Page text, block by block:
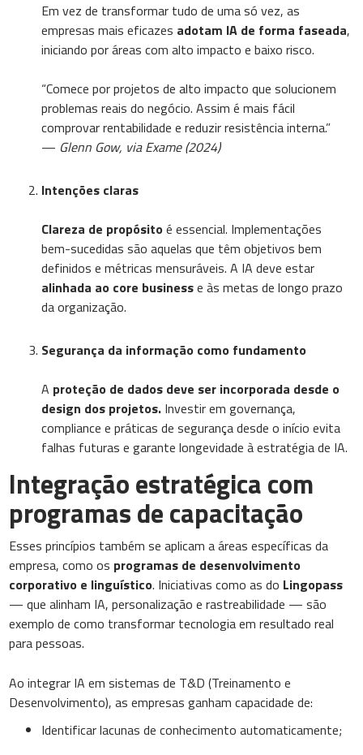
Em vez de transformar tudo de uma só vez, as
empresas mais eficazes adotam IA de forma faseada,
iniciando por áreas com alto impacto e baixo risco.
“Comece por projetos de alto impacto que solucionem
problemas reais do negócio. Assim é mais fácil
comprovar rentabilidade e reduzir resistência interna.”
— Glenn Gow, via Exame (2024)
Intenções claras
Clareza de propósitoé essencial. Implementações
bem-sucedidas são aquelas que têm objetivos bem
definidos e métricas mensuráveis. A IA deve estar
alinhada ao core businesse às metas de longo prazo
da organização.
Segurança da informação como fundamento
A proteção de dados deve ser incorporada desde o
design dos projetos. Investir em governança,
compliance e práticas de segurança desde o início evita
falhas futuras e garante longevidade à estratégia de IA.
Integração estratégica com
programas de capacitação
Esses princípios também se aplicam a áreas específicas da
empresa, como os programas de desenvolvimento
corporativo e linguístico. Iniciativas como as do Lingopass
— que alinham IA, personalização e rastreabilidade — são
exemplo de como transformar tecnologia em resultado real
para pessoas.
Ao integrar IA em sistemas de T&D (Treinamento e
Desenvolvimento), as empresas ganham capacidade de:
Identificar lacunas de conhecimento automaticamente;